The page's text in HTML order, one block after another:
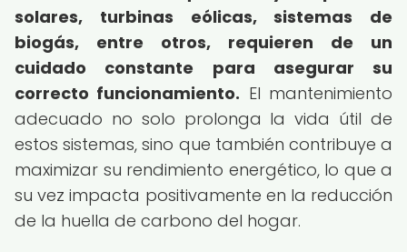
solares, turbinas eólicas, sistemas de
biogás, entre otros, requieren de un
cuidado constante para asegurar su
correcto funcionamiento. El mantenimiento
adecuado no solo prolonga la vida útil de
estos sistemas, sino que también contribuye a
maximizar su rendimiento energético, lo que a
su vez impacta positivamente en la reducción
de la huella de carbono del hogar.